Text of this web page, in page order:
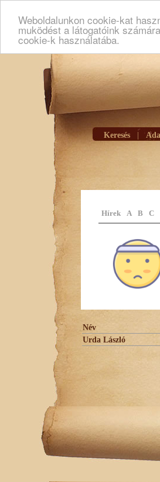
Weboldalunkon cookie-kat
muködést a látogatóink
cookie-k használatába.
Keresés
Hírek A B C
Név
Urda László